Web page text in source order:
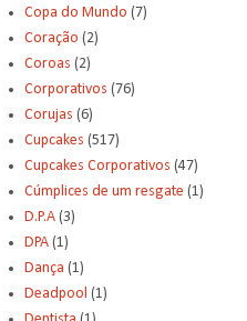
Copa do Mundo (7)
Coração (2)
Coroas (2)
Corporativos (76)
Corujas (6)
Cupcakes (517)
Cupcakes Corporativos (47)
Cúmplices de um resgate (1)
D.P.A (3)
DPA (1)
Dança (1)
Deadpool (1)